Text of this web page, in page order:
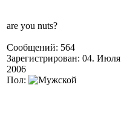
are you nuts?
Сообщений: 564
Зарегистрирован: 04. Июля
2006
Пол: